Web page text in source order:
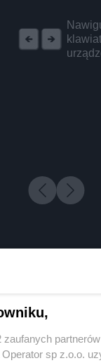
lokalnych
zaufanych
sp z.o.o.